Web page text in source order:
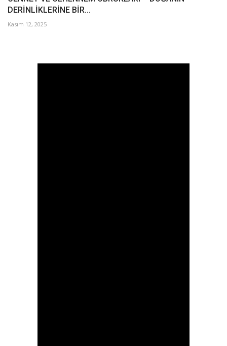
DERİNLİKLERİNE BİR...
Kasım 12, 2025